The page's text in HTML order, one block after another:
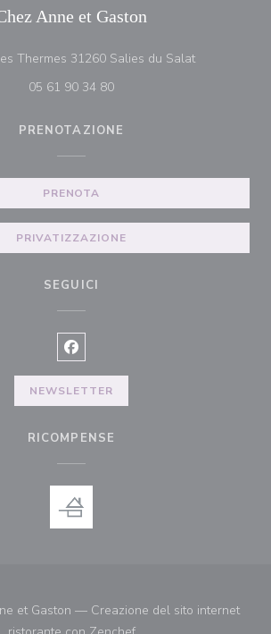
Anne et Gaston
Thermes 31260 Salies du Salat((apre una
05 61 90 34 80
PRENOTAZIONE
PRENOTA
PRIVATIZZAZIONE
SEGUICI
Facebook ((apre una nuova
NEWSLETTER
RICOMPENSE
et Gaston — Creazione del sito internet